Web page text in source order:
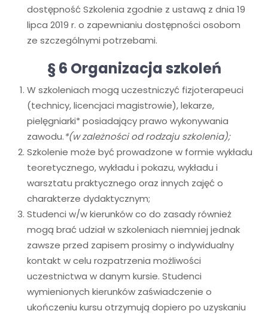
dostępność Szkolenia zgodnie z ustawą z dnia 19
lipca 2019 r. o zapewnianiu dostępności osobom
ze szczególnymi potrzebami.
§ 6 Organizacja szkoleń
W szkoleniach mogą uczestniczyć fizjoterapeuci
(technicy, licencjaci magistrowie), lekarze,
pielęgniarki* posiadający prawo wykonywania
zawodu.*(w zależności od rodzaju szkolenia);
Szkolenie może być prowadzone w formie wykładu
teoretycznego, wykładu i pokazu, wykładu i
warsztatu praktycznego oraz innych zajęć o
charakterze dydaktycznym;
Studenci w/w kierunków co do zasady również
mogą brać udział w szkoleniach niemniej jednak
zawsze przed zapisem prosimy o indywidualny
kontakt w celu rozpatrzenia możliwości
uczestnictwa w danym kursie. Studenci
wymienionych kierunków zaświadczenie o
ukończeniu kursu otrzymują dopiero po uzyskaniu